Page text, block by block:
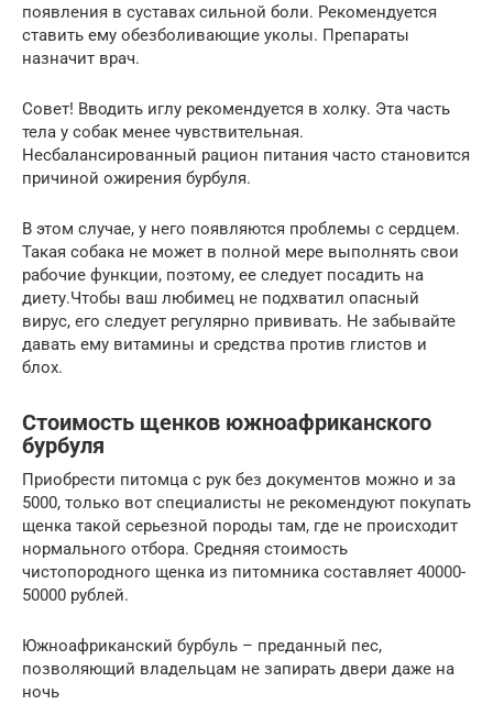
появления в суставах сильной боли. Рекомендуется
ставить ему обезболивающие уколы. Препараты
назначит врач.
Совет! Вводить иглу рекомендуется в холку. Эта часть
тела у собак менее чувствительная.
Несбалансированный рацион питания часто становится
причиной ожирения бурбуля.
В этом случае, у него появляются проблемы с сердцем.
Такая собака не может в полной мере выполнять свои
рабочие функции, поэтому, ее следует посадить на
диету.Чтобы ваш любимец не подхватил опасный
вирус, его следует регулярно прививать. Не забывайте
давать ему витамины и средства против глистов и
блох.
Стоимость щенков южноафриканского
бурбуля
Приобрести питомца с рук без документов можно и за
5000, только вот специалисты не рекомендуют покупать
щенка такой серьезной породы там, где не происходит
нормального отбора. Средняя стоимость
чистопородного щенка из питомника составляет 40000-
50000 рублей.
Южноафриканский бурбуль – преданный пес,
позволяющий владельцам не запирать двери даже на
ночь